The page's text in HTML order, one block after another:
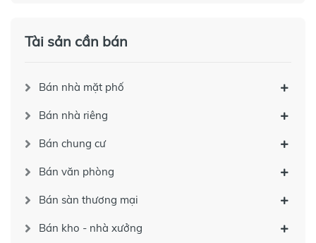
Tài sản cần bán
Bán nhà mặt phố
Bán nhà riêng
Bán chung cư
Bán văn phòng
Bán sàn thương mại
Bán kho - nhà xưởng